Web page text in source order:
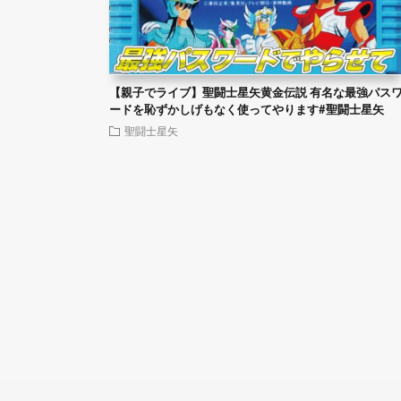
【親子でライブ】聖闘士星矢黄金伝説 有名な最強パス
ードを恥ずかしげもなく使ってやります#聖闘士星矢
聖闘士星矢